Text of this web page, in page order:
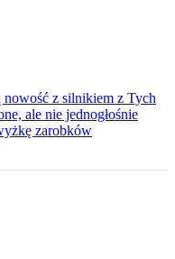
z silnikiem z Tych
ale nie jednogłośnie
zarobków